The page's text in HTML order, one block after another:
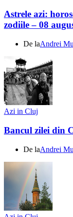
Astrele azi:
zodiile – 08
De laAndrei
Azi in Cluj
Bancul zilei din
De laAndrei